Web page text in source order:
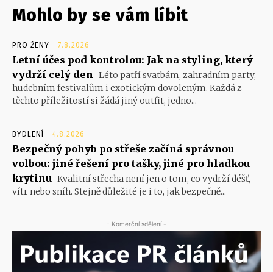
Mohlo by se vám líbit
PRO ŽENY 7.8.2026
Letní účes pod kontrolou: Jak na styling, který
vydrží celý den Léto patří svatbám, zahradním party,
hudebním festivalům i exotickým dovoleným. Každá z
těchto příležitostí si žádá jiný outfit, jedno...
BYDLENÍ 4.8.2026
Bezpečný pohyb po střeše začíná správnou
volbou: jiné řešení pro tašky, jiné pro hladkou
krytinu Kvalitní střecha není jen o tom, co vydrží déšť,
vítr nebo sníh. Stejně důležité je i to, jak bezpečně...
- Komerční sdělení -